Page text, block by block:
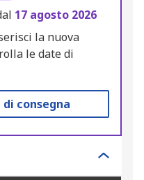
17 agosto 2026
la nuova
le date di
consegna